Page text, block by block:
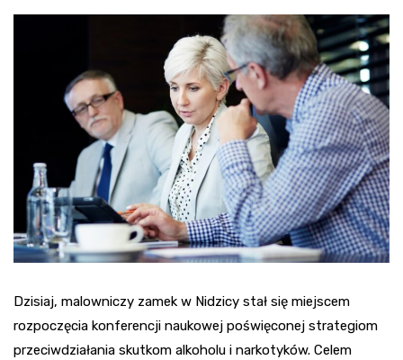
Dzisiaj, malowniczy zamek w Nidzicy stał się miejscem
rozpoczęcia konferencji naukowej poświęconej strategiom
przeciwdziałania skutkom alkoholu i narkotyków. Celem